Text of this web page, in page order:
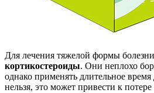
Для лечения тяжелой формы
кортикостероиды. Они неплохо
однако применять длительное
нельзя, это может привести к